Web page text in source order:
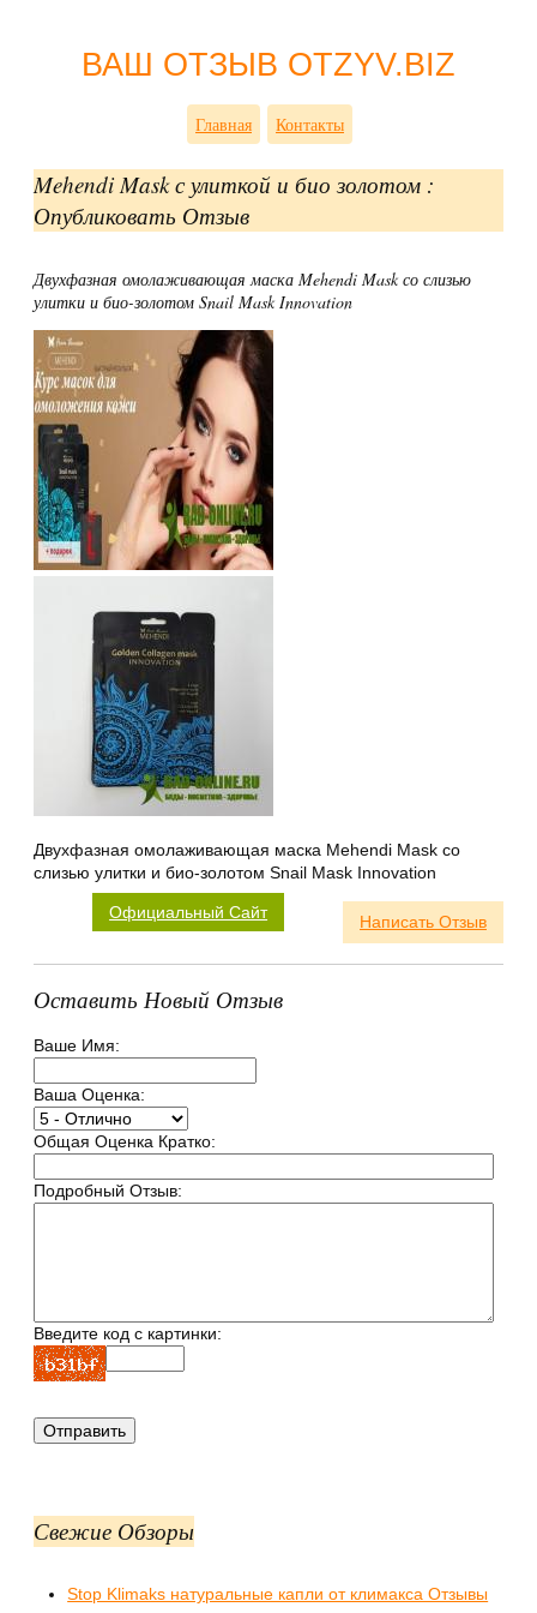
ВАШ ОТЗЫВ OTZYV.BIZ
Главная Контакты
Mehendi Mask с улиткой и био золотом :
Опубликовать Отзыв
Двухфазная омолаживающая маска Mehendi Mask со слизью
улитки и био-золотом Snail Mask Innovation
Двухфазная омолаживающая маска Mehendi Mask со
слизью улитки и био-золотом Snail Mask Innovation
Написать Отзыв
Официальный Сайт
Оставить Новый Отзыв
Ваше Имя:
Ваша Оценка:
Общая Оценка Кратко:
Подробный Отзыв:
Введите код с картинки:
Свежие Обзоры
Stop Klimaks натуральные капли от климакса Отзывы